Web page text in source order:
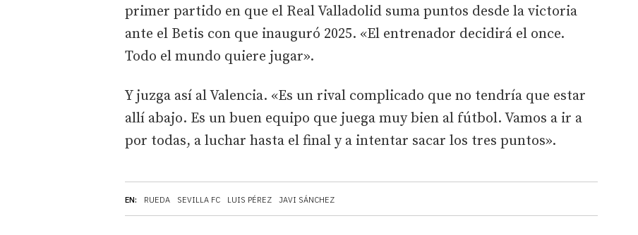
EN: RUEDA SEVILLA FC LUIS PÉREZ JAVI SÁNCHEZ
primer partido en que el Real Valladolid suma puntos desde la victoria
ante el Betis con que inauguró 2025. «El entrenador decidirá el once.
Todo el mundo quiere jugar».
Y juzga así al Valencia. «Es un rival complicado que no tendría que estar
allí abajo. Es un buen equipo que juega muy bien al fútbol. Vamos a ir a
por todas, a luchar hasta el final y a intentar sacar los tres puntos».